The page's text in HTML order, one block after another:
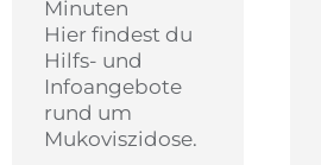
Minuten
Hier findest du
Hilfs- und
Infoangebote
rund um
Mukoviszidose.